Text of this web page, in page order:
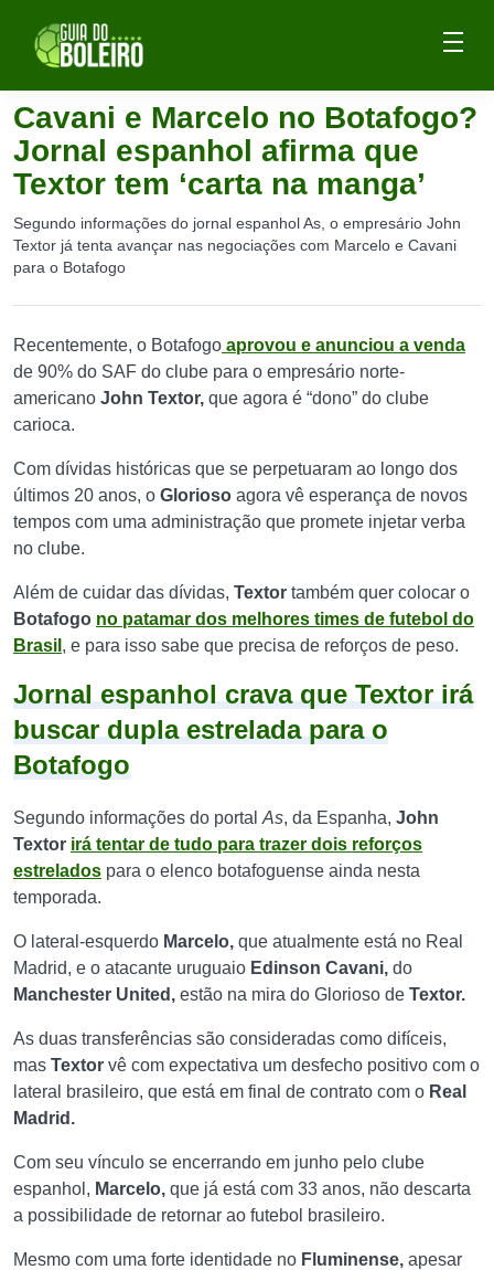
Cavani e Marcelo no Botafogo?
Jornal espanhol afirma que
Textor tem ‘carta na manga’
Segundo informações do jornal espanhol As, o empresário John
Textor já tenta avançar nas negociações com Marcelo e Cavani
para o Botafogo
Recentemente, o Botafogo aprovou e anunciou a venda
de 90% do SAF do clube para o empresário norte-
americano John Textor, que agora é “dono” do clube
carioca.
Com dívidas históricas que se perpetuaram ao longo dos
últimos 20 anos, o Glorioso agora vê esperança de novos
tempos com uma administração que promete injetar verba
no clube.
Além de cuidar das dívidas, Textor também quer colocar o
Botafogo no patamar dos melhores times de futebol do
Brasil , e para isso sabe que precisa de reforços de peso.
Jornal espanhol crava que Textor irá
buscar dupla estrelada para o
Botafogo
Segundo informações do portal As, da Espanha, John
Textor irá tentar de tudo para trazer dois reforços
estrelados para o elenco botafoguense ainda nesta
temporada.
O lateral-esquerdo Marcelo, que atualmente está no Real
Madrid, e o atacante uruguaio Edinson Cavani, do
Manchester United, estão na mira do Glorioso de Textor.
As duas transferências são consideradas como difíceis,
mas Textor vê com expectativa um desfecho positivo com o
lateral brasileiro, que está em final de contrato com o Real
Madrid.
Com seu vínculo se encerrando em junho pelo clube
espanhol, Marcelo, que já está com 33 anos, não descarta
a possibilidade de retornar ao futebol brasileiro.
Mesmo com uma forte identidade no Fluminense, apesar